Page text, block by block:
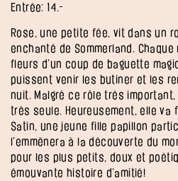
Entrée: 14.-
Rose, une petite fée, vit dans un
enchanté de Sommerland.
fleurs d’un coup de baguette
puissent venir les butiner et les
nuit. Malgré ce rôle très
très seule. Heureusement, elle va
Satin, une jeune fille papillon
l’emmènera à la découverte du
pour les plus petits, doux et
émouvante histoire d’amitié!